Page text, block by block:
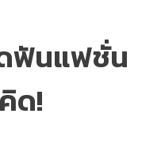
ฟันแฟชั่น
ด!